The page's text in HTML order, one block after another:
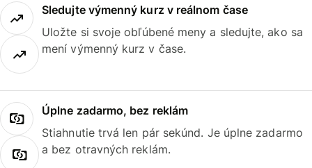
Sledujte výmenný kurz v reálnom čase
Uložte si svoje obľúbené meny a sledujte, ako sa
mení výmenný kurz v čase.
Úplne zadarmo, bez reklám
Stiahnutie trvá len pár sekúnd. Je úplne zadarmo
a bez otravných reklám.